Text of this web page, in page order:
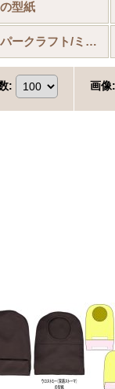
型紙
ペーパークラフト/ミニチュア背景(書き割り)
: 画像: